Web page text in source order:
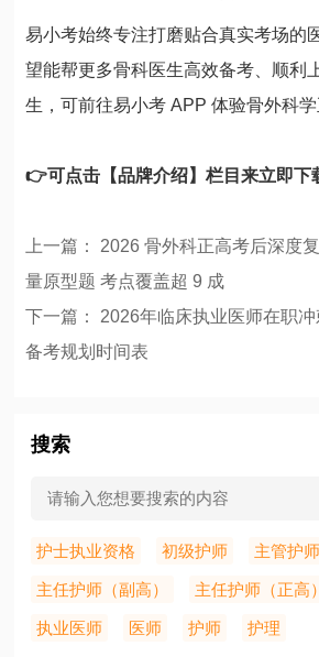
易小考始终专注打磨贴合真实考场的
望能帮更多骨科医生高效备考、顺利
生，可前往易小考 APP 体验骨外科学
👉可点击【品牌介绍】栏目来立即下
上一篇： 2026 骨外科正高考后深度
量原型题 考点覆盖超 9 成
下一篇： 2026年临床执业医师在职
备考规划时间表
搜索
护士执业资格 初级护师 主管护师
主任护师（副高） 主任护师（正高）
执业医师 医师 护师 护理